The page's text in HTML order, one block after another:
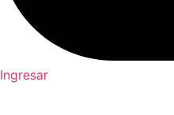
Ingresar